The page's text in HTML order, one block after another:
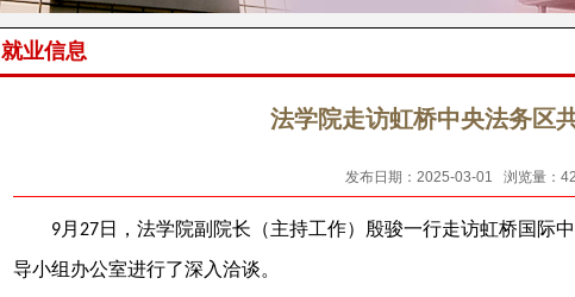
就业信息
法学院走访虹桥中央法务区
发布日期：2025-03-01 浏览量：
9月 27日，法学院副院长（主持工作） 殷骏一行走访虹桥国际
导小组办公室进行了深入洽谈。